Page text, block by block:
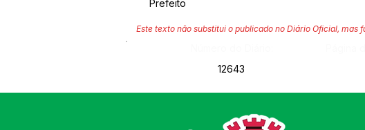
Prefeito
Este texto não substitui o publicado no Diário Oficial,
12643